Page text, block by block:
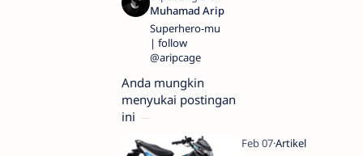
Superhero-mu
| follow
@aripcage
Anda mungkin
menyukai postingan
ini